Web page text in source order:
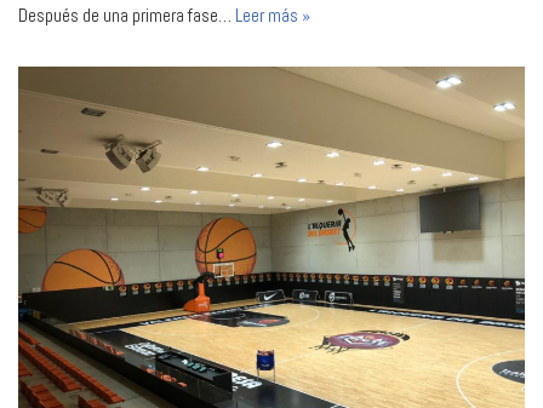
Después de una primera fase… Leer más »